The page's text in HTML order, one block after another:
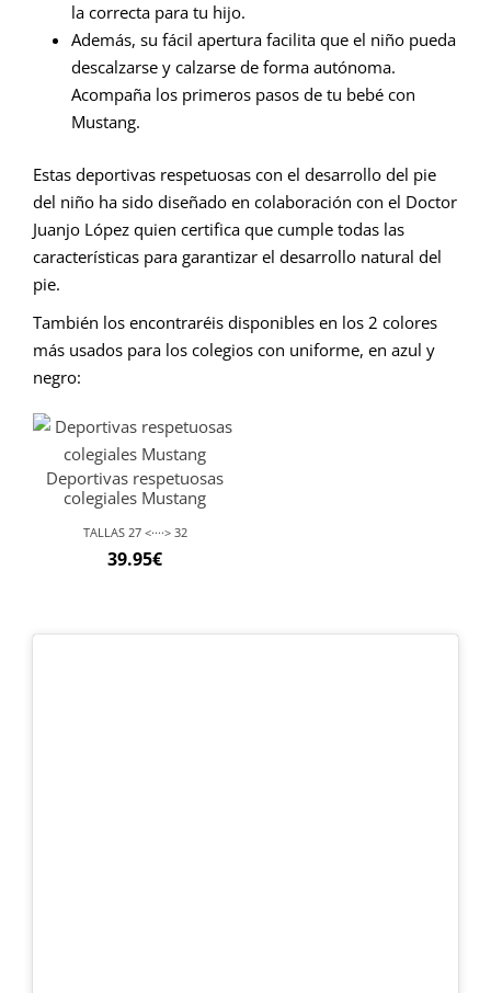
la correcta para tu hijo.
Además, su fácil apertura facilita que el niño pueda
descalzarse y calzarse de forma autónoma.
Acompaña los primeros pasos de tu bebé con
Mustang.
Estas deportivas respetuosas con el desarrollo del pie
del niño ha sido diseñado en colaboración con el Doctor
Juanjo López quien certifica que cumple todas las
características para garantizar el desarrollo natural del
pie.
También los encontraréis disponibles en los 2 colores
más usados para los colegios con uniforme, en azul y
negro:
Deportivas respetuosas
colegiales Mustang
TALLAS 27 <····> 32
39.95€